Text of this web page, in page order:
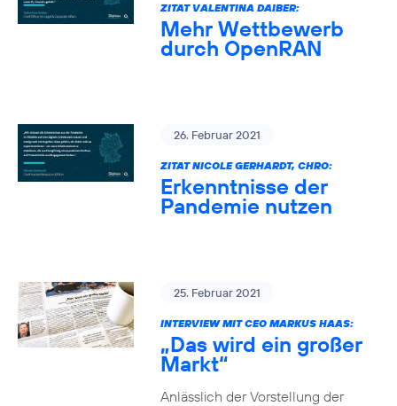
ZITAT VALENTINA DAIBER:
Mehr Wettbewerb
durch OpenRAN
26. Februar 2021
ZITAT NICOLE GERHARDT, CHRO:
Erkenntnisse der
Pandemie nutzen
25. Februar 2021
INTERVIEW MIT CEO MARKUS HAAS:
„Das wird ein großer
Markt“
Anlässlich der Vorstellung der